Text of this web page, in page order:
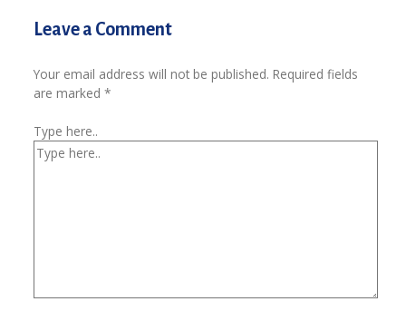
Leave a Comment
Your email address will not be published. Required fields
are marked *
Type here..